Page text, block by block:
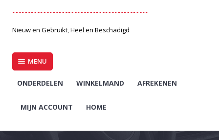
……………………………………..
Nieuw en Gebruikt, Heel en Beschadigd
MENU
ONDERDELEN WINKELMAND AFREKENEN
MIJN ACCOUNT HOME